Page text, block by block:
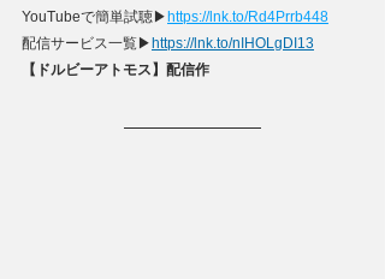
YouTubeで簡単試聴▶ https://lnk.to/Rd4Prrb448
配信サービス⼀覧▶ https://lnk.to/nIHOLgDI13
【ドルビーアトモス】配信作